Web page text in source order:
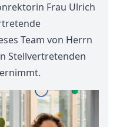
Frau Ulrich
Team von Herrn
Stellvertretenden